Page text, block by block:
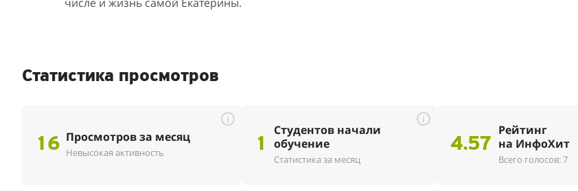
Статистика просмотров
16 Просмотров за месяц
Невысокая активность
i
1
Студентов начали
обучение
Статистика за месяц
i
4.57
Рейтинг
на ИнфоХит
Всего голосов: 7